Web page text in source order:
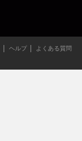
ヘルプ
よくある質問